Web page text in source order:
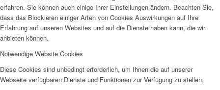
erfahren. Sie können auch einige Ihrer Einstellungen ändern. Beachten Sie,
dass das Blockieren einiger Arten von Cookies Auswirkungen auf Ihre
Erfahrung auf unseren Websites und auf die Dienste haben kann, die wir
anbieten können.
Notwendige Website Cookies
Diese Cookies sind unbedingt erforderlich, um Ihnen die auf unserer
Webseite verfügbaren Dienste und Funktionen zur Verfügung zu stellen.